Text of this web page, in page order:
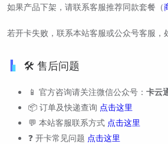
如果产品下架，请联系客服推荐同款套餐（
若开卡失败，联系本站客服或公众号客服，
🛠️ 售后问题
📱 官方咨询请关注微信公众号： 卡云
📦 订单及快递查询 点击这里
💬 本站客服联系方式 点击这里
❓ 开卡常见问题 点击这里